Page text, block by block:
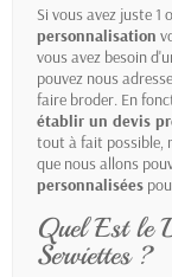
Si vous avez juste 1
personnalisation
vous avez besoin
pouvez nous
faire broder. En
établir un devis
tout à fait possible,
que nous allons
personnalisées
Quel Est le
Serviettes ?